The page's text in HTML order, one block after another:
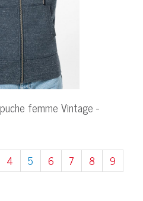
femme Vintage -
4 5 6 7 8
9